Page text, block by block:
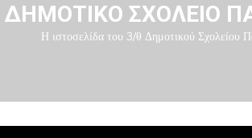
ΔΗΜΟΤΙΚΟ ΣΧΟΛΕΙΟ
Η ιστοσελίδα του 3/θ Δημοτικού Σχολείου